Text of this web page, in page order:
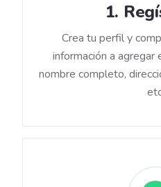
1.
Crea tu perfil y
información a agregar
nombre completo,